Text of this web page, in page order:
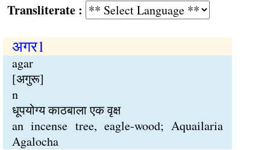
:
अगर1
agar
[अगुरू]
n
धूपयोग्य काठबाला एक वृक्ष
an incense tree, eagle-wood; Aquailaria
Agalocha